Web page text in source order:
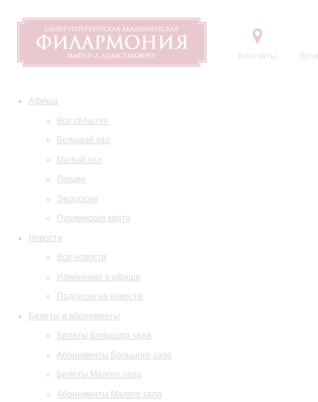
Контакты
Афиша
Все события
Большой зал
Малый зал
Лекции
Экскурсии
Пушкинская карта
Новости
Все новости
Изменения в афише
Подписка на новости
Билеты и абонементы
Билеты Большого зала
Абонементы Большого зала
Билеты Малого зала
Абонементы Малого зала